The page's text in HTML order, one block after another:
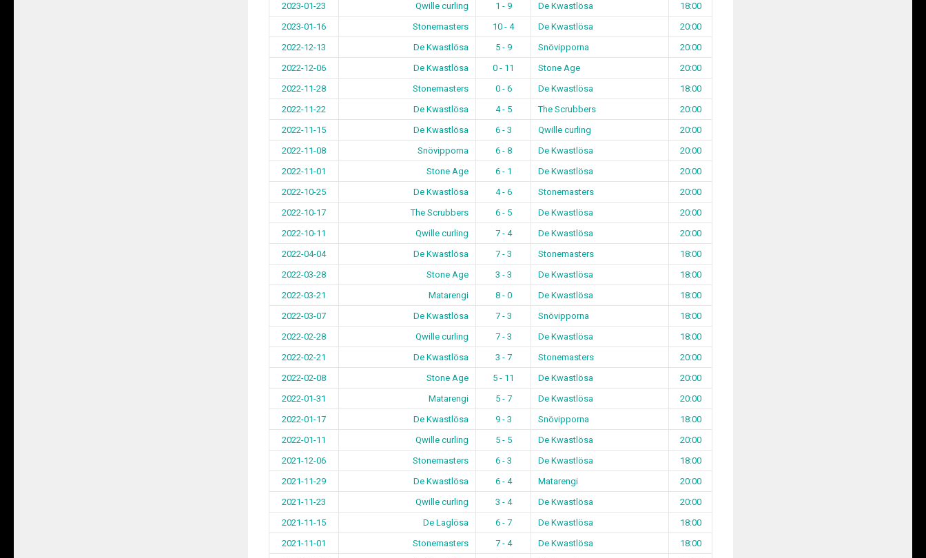
2023-01-23
Qwille curling 1 - 9 De Kwastlösa
18:00
2023-01-16
Stonemasters 10 - 4 De Kwastlösa
20:00
2022-12-13
De Kwastlösa 5 - 9 Snövipporna
20:00
2022-12-06
De Kwastlösa 0 - 11 Stone Age
20:00
2022-11-28
Stonemasters 0 - 6 De Kwastlösa
18:00
2022-11-22
De Kwastlösa 4 - 5 The Scrubbers
20:00
2022-11-15
De Kwastlösa 6 - 3 Qwille curling
20:00
2022-11-08
Snövipporna 6 - 8 De Kwastlösa
20:00
2022-11-01
Stone Age 6 - 1 De Kwastlösa
20:00
2022-10-25
De Kwastlösa 4 - 6 Stonemasters
20:00
2022-10-17
The Scrubbers 6 - 5 De Kwastlösa
20:00
2022-10-11
Qwille curling 7 - 4 De Kwastlösa
20:00
2022-04-04
De Kwastlösa 7 - 3 Stonemasters
18:00
2022-03-28
Stone Age 3 - 3 De Kwastlösa
18:00
2022-03-21
Matarengi 8 - 0 De Kwastlösa
18:00
2022-03-07
De Kwastlösa 7 - 3 Snövipporna
18:00
2022-02-28
Qwille curling 7 - 3 De Kwastlösa
18:00
2022-02-21
De Kwastlösa 3 - 7 Stonemasters
20:00
2022-02-08
Stone Age 5 - 11 De Kwastlösa
20:00
2022-01-31
Matarengi 5 - 7 De Kwastlösa
20:00
2022-01-17
De Kwastlösa 9 - 3 Snövipporna
18:00
2022-01-11
Qwille curling 5 - 5 De Kwastlösa
20:00
2021-12-06
Stonemasters 6 - 3 De Kwastlösa
18:00
2021-11-29
De Kwastlösa 6 - 4 Matarengi
20:00
2021-11-23
Qwille curling 3 - 4 De Kwastlösa
20:00
2021-11-15
De Laglösa 6 - 7 De Kwastlösa
18:00
2021-11-01
Stonemasters 7 - 4 De Kwastlösa
18:00